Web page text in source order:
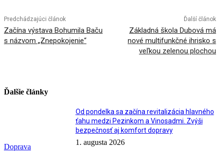
Predchádzajúci článok
Začína výstava Bohumila Baču
s názvom „Znepokojenie“
Ďalší článok
Základná škola Dubová má
nové multifunkčné ihrisko s
veľkou zelenou plochou
Ďalšie články
Doprava
Od pondelka sa začína revitalizácia hlavného
ťahu medzi Pezinkom a Vinosadmi. Zvýši
bezpečnosť aj komfort dopravy
1. augusta 2026